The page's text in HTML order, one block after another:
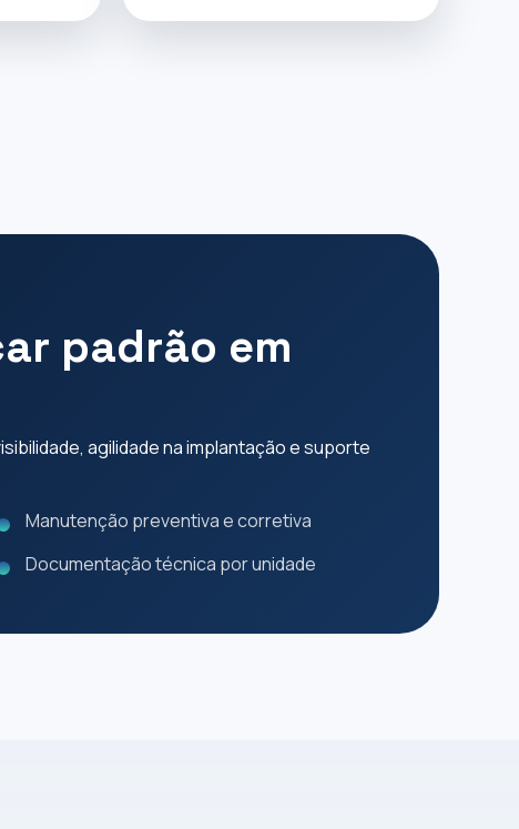
padrão em
agilidade na implantação e suporte
Manutenção preventiva e corretiva
Documentação técnica por unidade